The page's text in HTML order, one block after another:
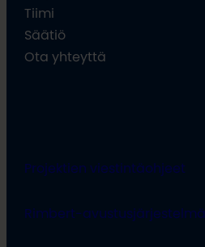
Tiimi
Säätiö
Ota yhteyttä
Projektien viestintäohjeet
Rimbert-avustusjärjestelmä